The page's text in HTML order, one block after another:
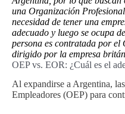
una Organización
necesidad de tener una
adecuado y luego se ocupa
persona es contratada por el
dirigido por la empresa
OEP vs. EOR: ¿Cuál es el
Al expandirse a Argentina,
Empleadores (OEP) para